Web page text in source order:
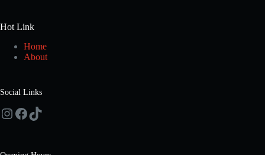
Hot Link
Home
About
Social Links
Instagram
Facebook
TikTok